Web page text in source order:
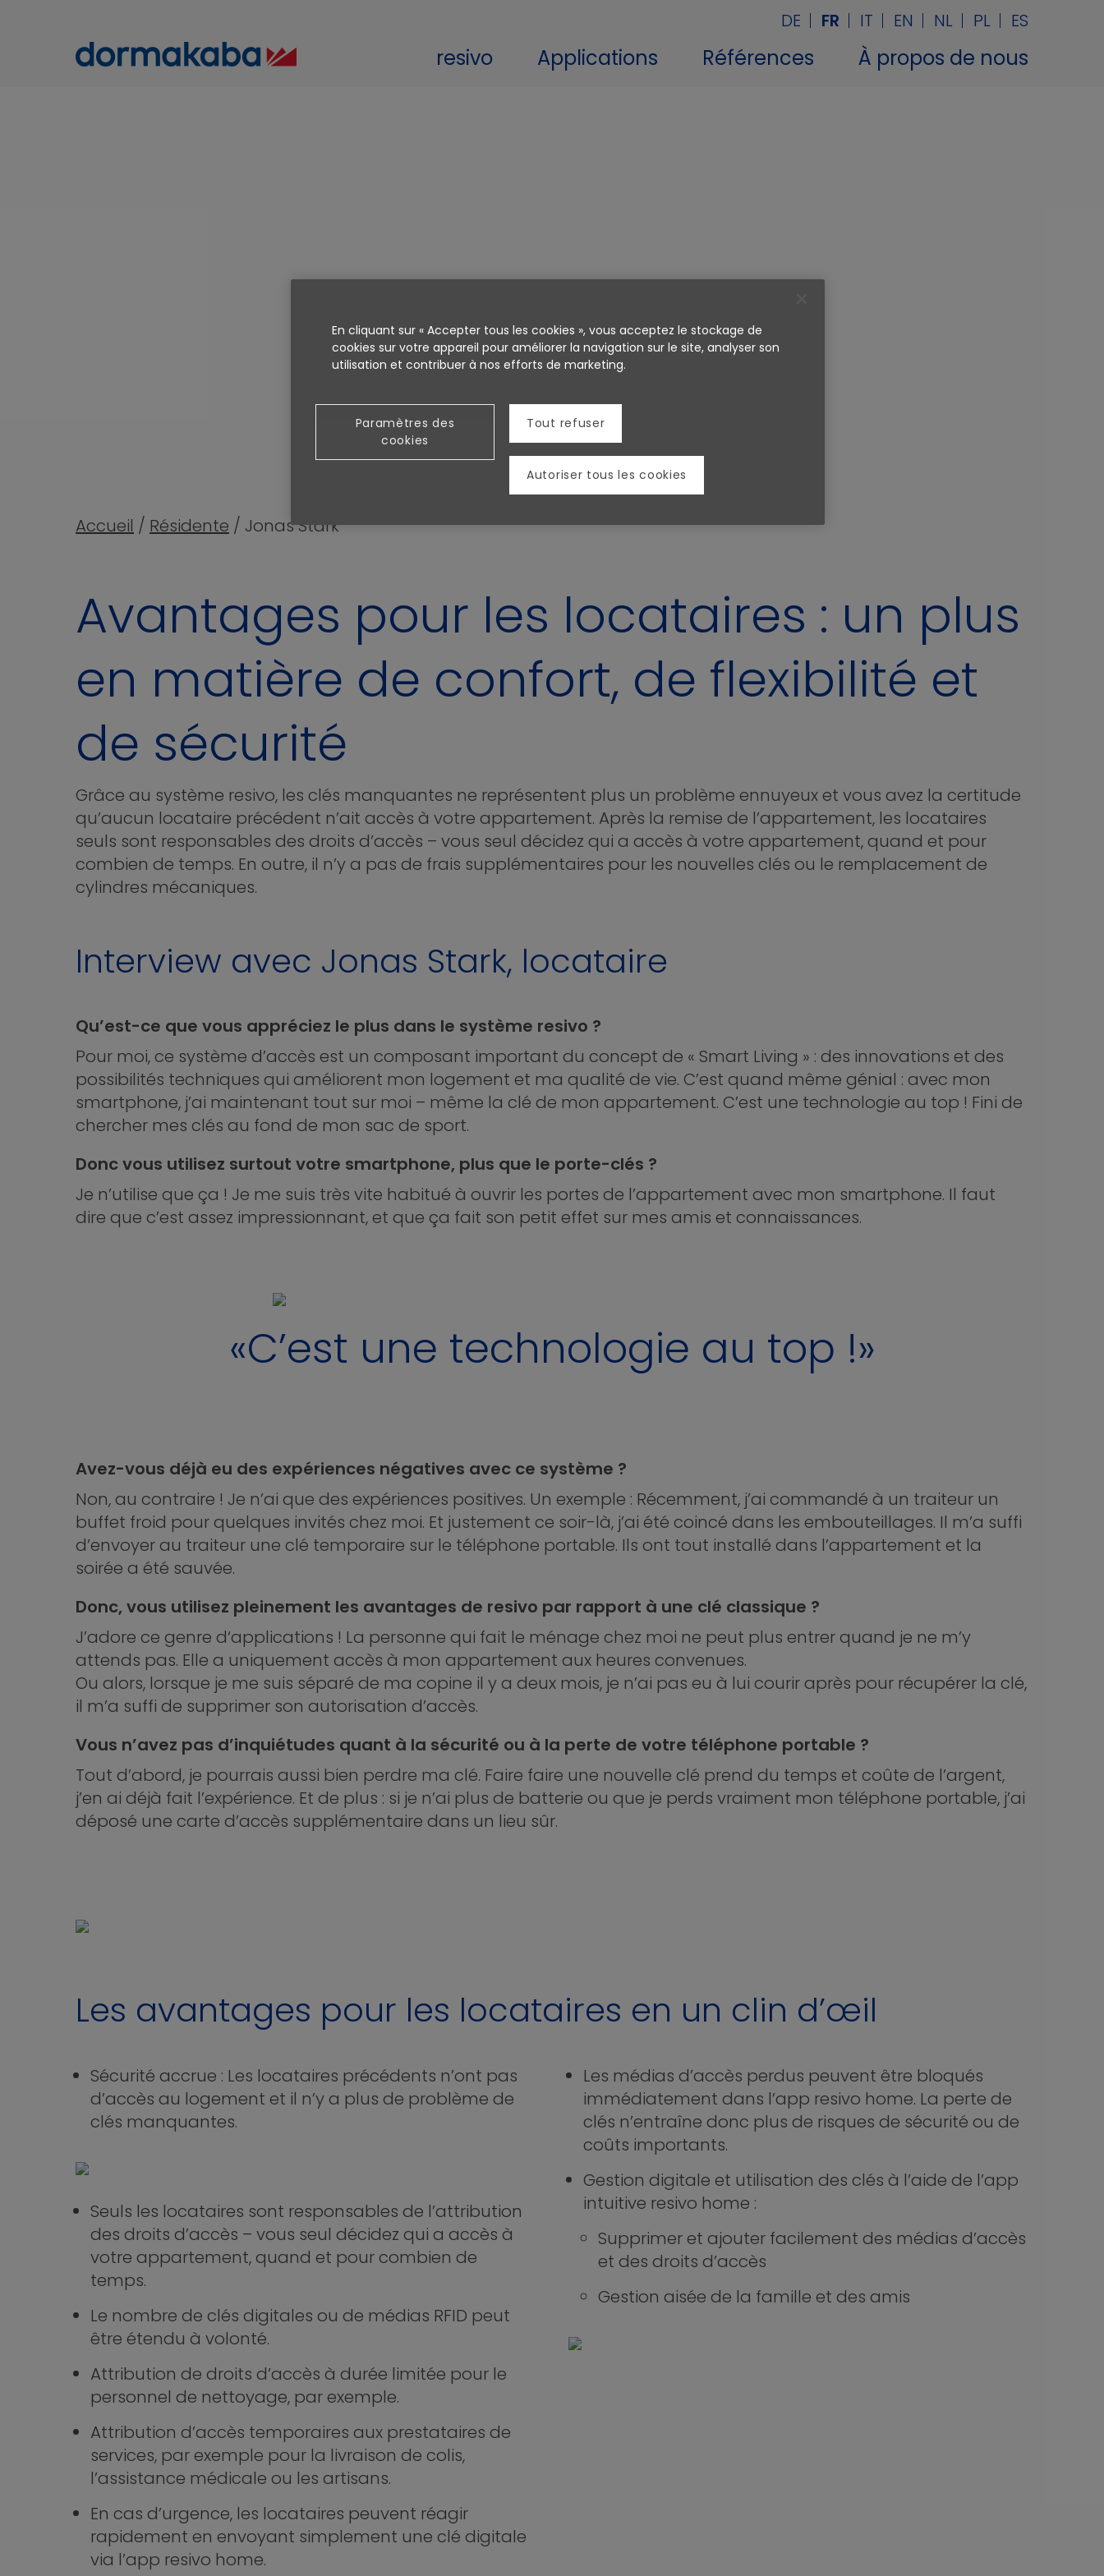
DE FR IT EN NL PL ES
resivo Applications Références À propos de nous
smartphone, j’ai maintenant
tout sur moi – même la clé de
mon appartement. C’est une
technologie au top ! »
Accueil / Résidente / Jonas Stark
Avantages pour les locataires : un plus
en matière de confort, de flexibilité et
de sécurité
Grâce au système resivo, les clés manquantes ne représentent plus un problème ennuyeux et vous avez la certitude
qu’aucun locataire précédent n’ait accès à votre appartement. Après la remise de l’appartement, les locataires
seuls sont responsables des droits d’accès – vous seul décidez qui a accès à votre appartement, quand et pour
combien de temps. En outre, il n’y a pas de frais supplémentaires pour les nouvelles clés ou le remplacement de
cylindres mécaniques.
Interview avec Jonas Stark, locataire
Qu’est-ce que vous appréciez le plus dans le système resivo ?
Pour moi, ce système d’accès est un composant important du concept de « Smart Living » : des innovations et des
possibilités techniques qui améliorent mon logement et ma qualité de vie. C’est quand même génial : avec mon
smartphone, j’ai maintenant tout sur moi – même la clé de mon appartement. C’est une technologie au top ! Fini de
chercher mes clés au fond de mon sac de sport.
Donc vous utilisez surtout votre smartphone, plus que le porte-clés ?
Je n’utilise que ça ! Je me suis très vite habitué à ouvrir les portes de l’appartement avec mon smartphone. Il faut
dire que c’est assez impressionnant, et que ça fait son petit effet sur mes amis et connaissances.
«C’est une technologie au top !»
Avez-vous déjà eu des expériences négatives avec ce système ?
Non, au contraire ! Je n’ai que des expériences positives. Un exemple : Récemment, j’ai commandé à un traiteur un
buffet froid pour quelques invités chez moi. Et justement ce soir-là, j’ai été coincé dans les embouteillages. Il m’a suffi
d’envoyer au traiteur une clé temporaire sur le téléphone portable. Ils ont tout installé dans l’appartement et la
soirée a été sauvée.
Donc, vous utilisez pleinement les avantages de resivo par rapport à une clé classique ?
J’adore ce genre d‘applications ! La personne qui fait le ménage chez moi ne peut plus entrer quand je ne m’y
attends pas. Elle a uniquement accès à mon appartement aux heures convenues.
Ou alors, lorsque je me suis séparé de ma copine il y a deux mois, je n’ai pas eu à lui courir après pour récupérer la clé,
il m’a suffi de supprimer son autorisation d’accès.
Vous n’avez pas d’inquiétudes quant à la sécurité ou à la perte de votre téléphone portable ?
Tout d’abord, je pourrais aussi bien perdre ma clé. Faire faire une nouvelle clé prend du temps et coûte de l’argent,
j’en ai déjà fait l’expérience. Et de plus : si je n’ai plus de batterie ou que je perds vraiment mon téléphone portable, j’ai
déposé une carte d’accès supplémentaire dans un lieu sûr.
Les avantages pour les locataires en un clin d’œil
Sécurité accrue : Les locataires précédents n’ont pas
d’accès au logement et il n’y a plus de problème de
clés manquantes.
Seuls les locataires sont responsables de l’attribution
des droits d’accès – vous seul décidez qui a accès à
votre appartement, quand et pour combien de
temps.
Le nombre de clés digitales ou de médias RFID peut
être étendu à volonté.
Attribution de droits d’accès à durée limitée pour le
personnel de nettoyage, par exemple.
Attribution d’accès temporaires aux prestataires de
services, par exemple pour la livraison de colis,
l’assistance médicale ou les artisans.
En cas d’urgence, les locataires peuvent réagir
rapidement en envoyant simplement une clé digitale
via l’app resivo home.
Les médias d’accès perdus peuvent être bloqués
immédiatement dans l’app resivo home. La perte de
clés n’entraîne donc plus de risques de sécurité ou de
coûts importants.
Gestion digitale et utilisation des clés à l’aide de l’app
intuitive resivo home :
Supprimer et ajouter facilement des médias d’accès
et des droits d’accès
Gestion aisée de la famille et des amis
En cliquant sur « Accepter tous les cookies », vous acceptez le stockage de
cookies sur votre appareil pour améliorer la navigation sur le site, analyser son
utilisation et contribuer à nos efforts de marketing.
Paramètres des
cookies
Tout refuser
Autoriser tous les cookies